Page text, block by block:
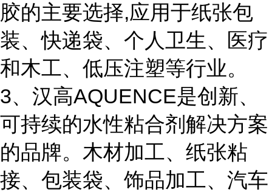
胶的主要选择,应用于纸张包
装、快递袋、个人卫生、医疗
和木工、低压注塑等行业。
3、汉高AQUENCE是创新、
可持续的水性粘合剂解决方案
的品牌。木材加工、纸张粘
接、包装袋、饰品加工、汽车